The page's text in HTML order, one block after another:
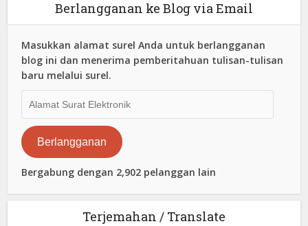
Berlangganan ke Blog via Email
Masukkan alamat surel Anda untuk berlangganan
blog ini dan menerima pemberitahuan tulisan-tulisan
baru melalui surel.
Surat
Elektronik
Berlangganan
Bergabung dengan 2,902 pelanggan lain
Terjemahan / Translate